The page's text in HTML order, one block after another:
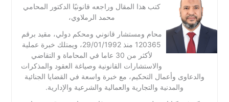
كتب هذا المقال وراجعه قانونيًا الدكتور المحامي
محمد الرملاوي،
محام ومستشار قانوني ومحكم دولي، مقيد برقم
120365 منذ 29/01/1992، ويمتلك خبرة عملية
لأكثر من 30 عاما في المحاماة و التقاضي
والاستشارات القانونية وصياغة العقود والمذكرات
والدعاوى وأعمال التحكيم، مع خبرة واسعة في القضايا الجنائية
والمدنية والتجارية والعمالية والشرعية والإدارية.